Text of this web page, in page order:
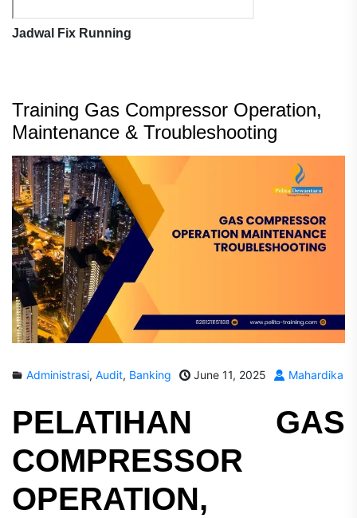
Jadwal Fix Running
Training Gas Compressor Operation,
Maintenance & Troubleshooting
Administrasi, Audit, Banking June 11, 2025 Mahardika
PELATIHAN GAS
COMPRESSOR
OPERATION,